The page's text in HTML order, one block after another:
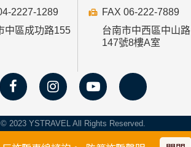
2227-1289
中區成功路155
FAX 06-222-7889
台南市中西區中山路
147號8樓A室
© 2023 YSTRAVEL All Rights Reserved.